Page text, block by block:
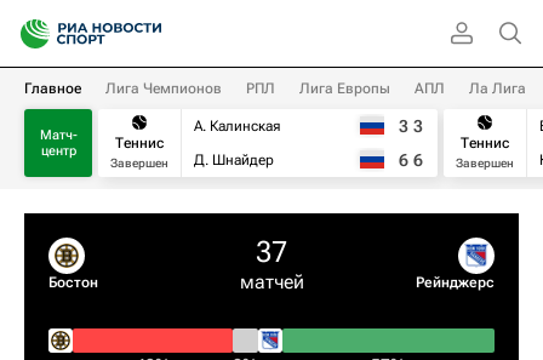
Главное Лига Чемпионов РПЛ Лига Европы АПЛ Ла Лига
Матч-
центр
Теннис
Завершен
А. Калинская
Д. Шнайдер
3 3
6 6
Теннис
Завершен
Бостон
37
матчей Рейнджерс